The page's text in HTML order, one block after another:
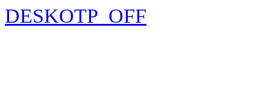
DESKOTP_OFF